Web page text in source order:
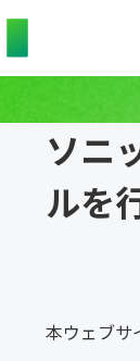
ソニ
ルを
本ウェブサ